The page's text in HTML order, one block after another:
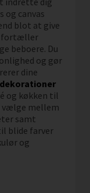
canvas
blot at give
fortæller
beboere. Du
og gør
dine
og køkken til
vælge mellem
samt
blide farver
og